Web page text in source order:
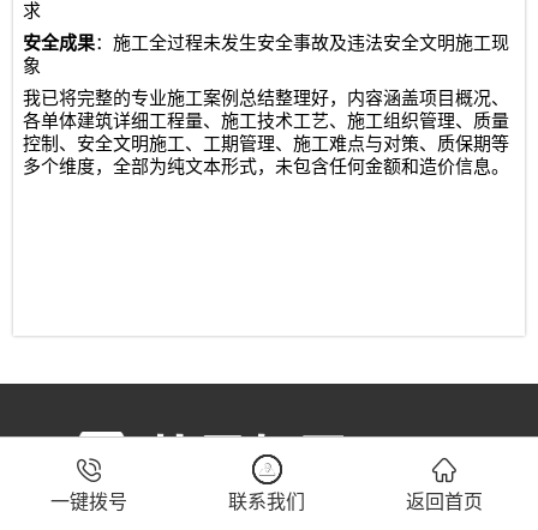
求
安全成果：施工全过程未发生安全事故及违法安全文明施工现
象
我已将完整的专业施工案例总结整理好，内容涵盖项目概况、
各单体建筑详细工程量、施工技术工艺、施工组织管理、质量
控制、安全文明施工、工期管理、施工难点与对策、质保期等
多个维度，全部为纯文本形式，未包含任何金额和造价信息。

一键拨号

联系我们

返回首页